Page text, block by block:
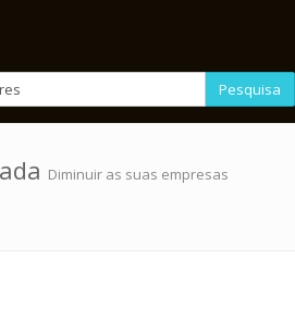
Pesquisa
Diminuir as suas empresas